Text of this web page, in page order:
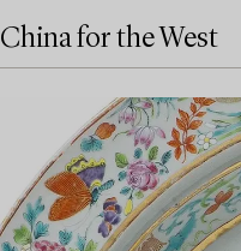
China for the West